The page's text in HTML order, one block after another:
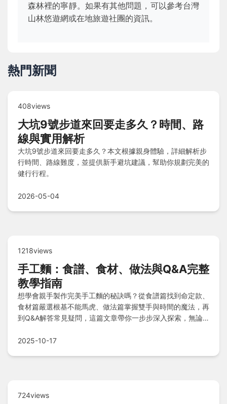
森林裡的寧靜。如果有其他問題，可以參考台灣
山林悠遊網或在地旅遊社團的資訊。
熱門新聞
408views
大坑9號步道來回要走多久？時間、路
線與實用解析
大坑9號步道來回要走多久？本文根據親身體驗，詳細解析步
行時間、路線難度，並提供新手避坑建議，幫助你規劃完美的
健行行程。
2026-05-04
1218views
手工麵：食譜、食材、做法與Q&A完整
教學指南
想學會親手製作完美手工麵的秘訣嗎？從食譜篇找到命定款、
食材篇嚴選根基不能馬虎、做法篇掌握雙手與時間的魔法，再
到Q&A解答常見疑問，這篇文章帶你一步步深入探索，無論
2025-10-17
724views